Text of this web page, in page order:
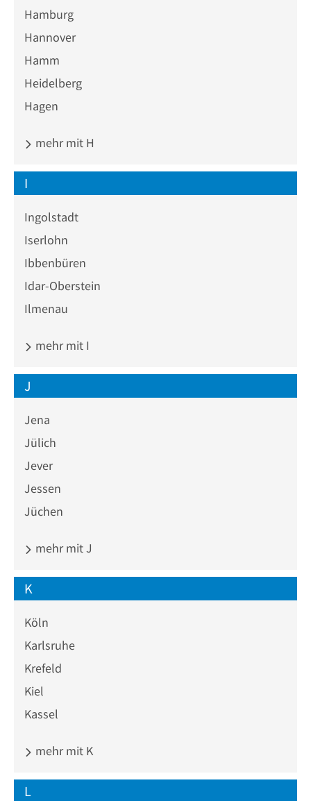
Hamburg
Hannover
Hamm
Heidelberg
Hagen
mehr mit H
I
Ingolstadt
Iserlohn
Ibbenbüren
Idar-Oberstein
Ilmenau
mehr mit I
J
Jena
Jülich
Jever
Jessen
Jüchen
mehr mit J
K
Köln
Karlsruhe
Krefeld
Kiel
Kassel
mehr mit K
L